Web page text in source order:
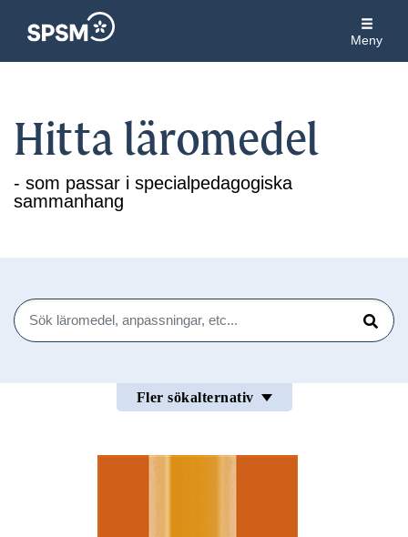
Meny
Hitta läromedel
- som passar i specialpedagogiska
sammanhang
Sök
Sök
Fler sökalternativ